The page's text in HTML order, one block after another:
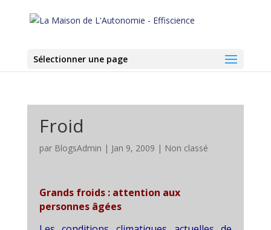
Sélectionner une page
Froid
par BlogsAdmin | Jan 9, 2009 | Non classé
Grands froids : attention aux
personnes âgées